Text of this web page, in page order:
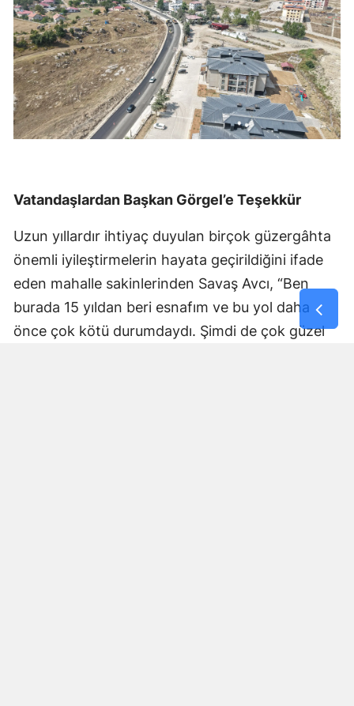
Vatandaşlardan Başkan Görgel’e Teşekkür
Uzun yıllardır ihtiyaç duyulan birçok güzergâhta
önemli iyileştirmelerin hayata geçirildiğini ifade
eden mahalle sakinlerinden Savaş Avcı, “Ben
burada 15 yıldan beri esnafım ve bu yol daha
önce çok kötü durumdaydı. Şimdi de çok güzel